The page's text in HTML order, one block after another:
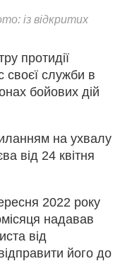
із відкритих
протидії
своєї служби в
бойових дій
на ухвалу
від 24 квітня
2022 року
надавав
від
його до